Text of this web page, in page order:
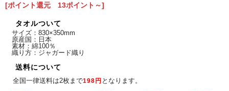
[ポイント還元 13ポイント～]
タオルついて
サイズ：830×350mm
原産国：日本
素材：綿100％
織り方：ジャガード織り
送料について
全国一律送料は2枚まで198円 となります。